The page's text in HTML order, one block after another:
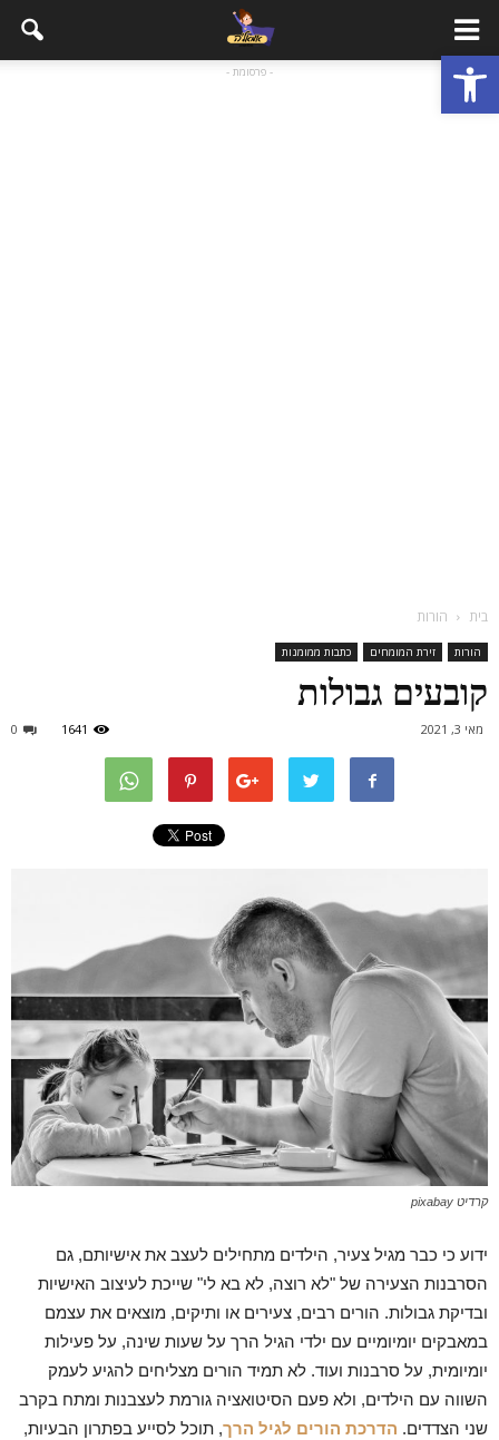
פתח סרגל נגישות - פרסומת -
בית הורות
הורות זירת המומחים כתבות ממומנות
קובעים גבולות
מאי 3, 2021 0 1641
קרדיט pixabay
ידוע כי כבר מגיל צעיר, הילדים מתחילים לעצב את אישיותם, גם
הסרבנות הצעירה של "לא רוצה, לא בא לי" שייכת לעיצוב האישיות
ובדיקת גבולות. הורים רבים, צעירים או ותיקים, מוצאים את עצמם
במאבקים יומיומיים עם ילדי הגיל הרך על שעות שינה, על פעילות
יומיומית, על סרבנות ועוד. לא תמיד הורים מצליחים להגיע לעמק
השווה עם הילדים, ולא פעם הסיטואציה גורמת לעצבנות ומתח בקרב
שני הצדדים. הדרכת הורים לגיל הרך, תוכל לסייע בפתרון הבעיות,